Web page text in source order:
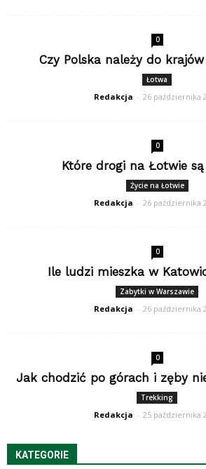
0
Czy Polska należy do
Łotwa
Redakcja - 26 października
0
Które drogi na Łotwie są
Życie na Łotwie
Redakcja - 26 października
0
Ile ludzi mieszka w
Zabytki w Warszawie
Redakcja - 26 października
0
Jak chodzić po górach i zęby
Trekking
Redakcja - 25 października
KATEGORIE